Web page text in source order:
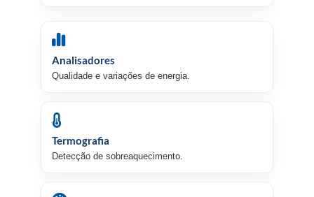
Analisadores
Qualidade e variações de energia.
Termografia
Detecção de sobreaquecimento.